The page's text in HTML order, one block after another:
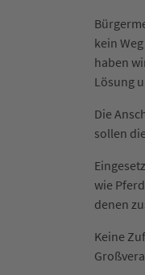
kein
haben
Lösung
Die
sollen
wie
denen
Keine